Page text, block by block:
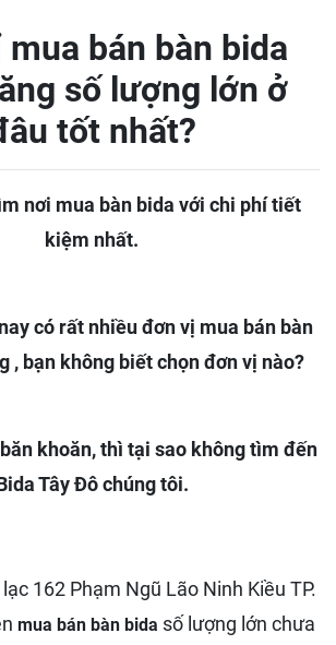
bán bàn bida
số lượng lớn ở
tốt nhất?
nơi mua bàn bida với chi phí tiết
kiệm nhất.
có rất nhiều đơn vị mua bán bàn
, bạn không biết chọn đơn vị nào?
khoăn, thì tại sao không tìm đến
Tây Đô chúng tôi.
162 Phạm Ngũ Lão Ninh Kiều TP.
mua bán bàn bida số lượng lớn chưa